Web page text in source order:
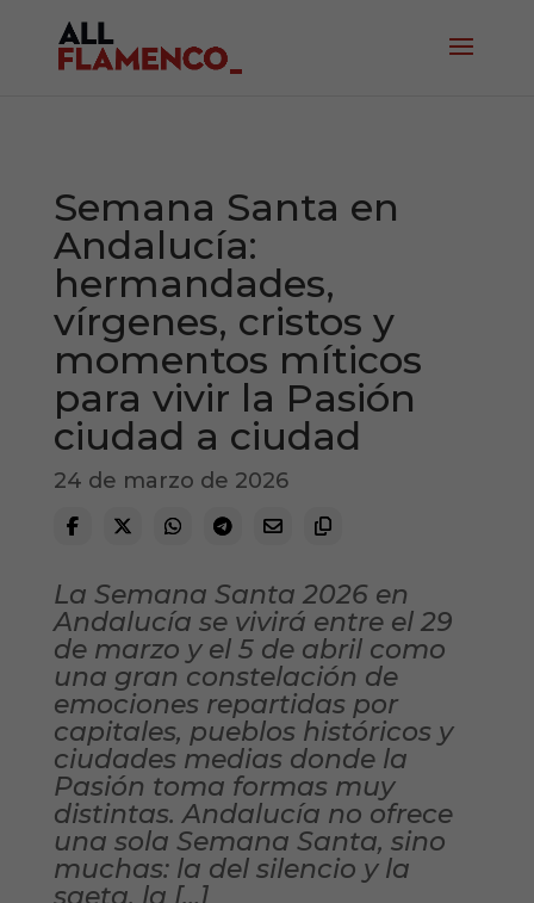
Semana Santa en
Andalucía:
hermandades,
vírgenes, cristos y
momentos míticos
para vivir la Pasión
ciudad a ciudad
24 de marzo de 2026
La Semana Santa 2026 en
Andalucía se vivirá entre el 29
de marzo y el 5 de abril como
una gran constelación de
emociones repartidas por
capitales, pueblos históricos y
ciudades medias donde la
Pasión toma formas muy
distintas. Andalucía no ofrece
una sola Semana Santa, sino
muchas: la del silencio y la
saeta, la […]